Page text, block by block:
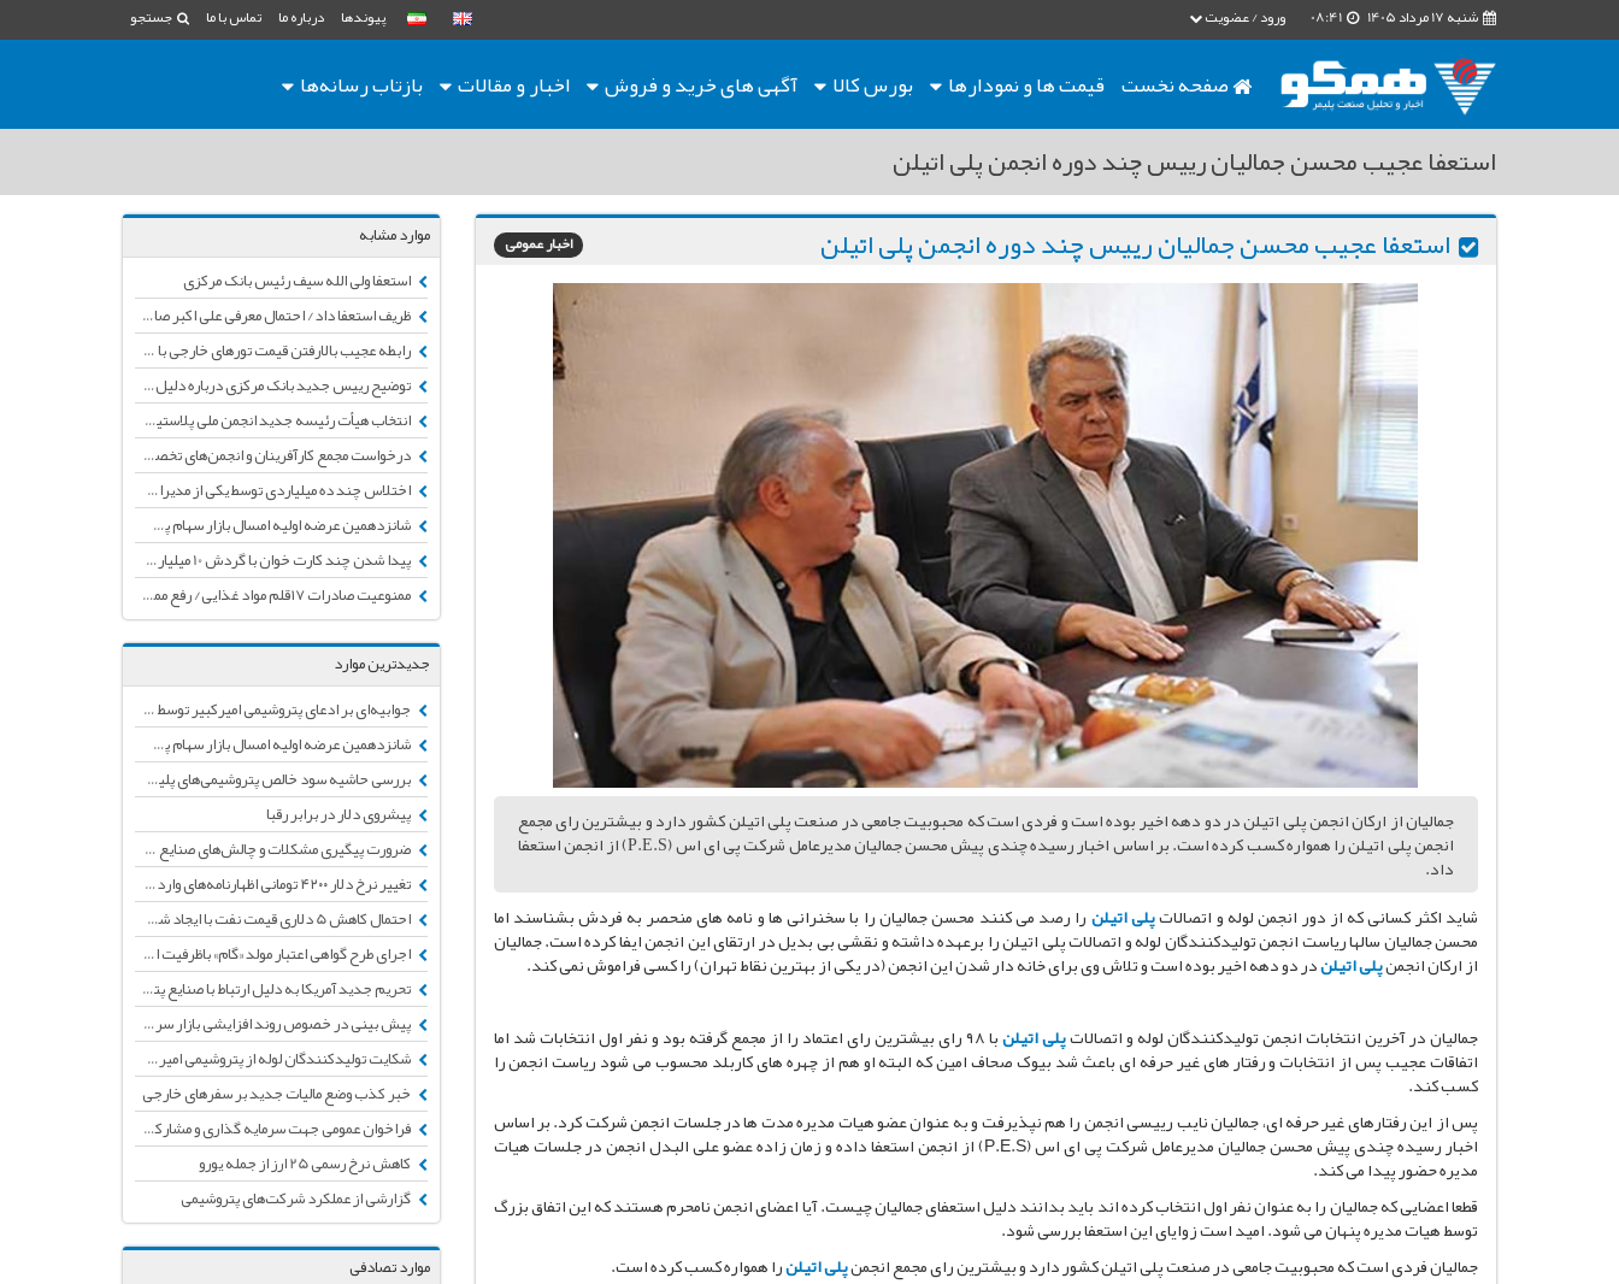
پیوندها درباره ما تماس با ما جستجو شنبه 17 مرداد 1405 ورود / عضویت
صفحه نخست قیمت هاو نمودارها بورس کالا آگهی های خرید و فروش اخبار و مقالات بازتاب رسانه‌ها
استعفا عجیب محسن جمالیان رییس چند دوره انجمن پلی اتیلن
اخبار عمومی استعفا عجیب محسن جمالیان رییس چند دوره انجمن پلی اتیلن
جمالیان از ارکان انجمن پلی اتیلن در دو دهه اخیر بوده است و فردی است که محبوبیت جامعی در صنعت پلی اتیلن کشور دارد و بیشترین رای مجمع
انجمن پلی اتیلن را همواره کسب کرده است. بر اساس اخبار رسیده چندی پیش محسن جمالیان مدیرعامل شرکت پی ای اس (P.E.S) از انجمن استعفا
داد.
شاید اکثر کسانی که از دور انجمن لوله و اتصالاتپلی اتیلنرا رصد می کنند محسن جمالیان را با سخنرانی ها و نامه های منحصر به فردش بشناسند اما
محسن جمالیان سالها ریاست انجمن تولیدکنندگان لوله و اتصالات پلی اتیلن را برعهده داشته و نقشی بی بدیل در ارتقای این انجمن ایفا کرده است. جمالیان
از ارکان انجمنپلی اتیلندر دو دهه اخیر بوده است و تلاش وی برای خانه دار شدن این انجمن (در یکی از بهترین نقاط تهران) را کسی فراموش نمی کند.
جمالیان در آخرین انتخابات انجمن تولیدکنندگان لوله و اتصالاتپلی اتیلن با ۹۸ رای بیشترین رای اعتماد را از مجمع گرفته بود و نفر اول انتخابات شد اما
اتفاقات عجیب پس از انتخابات و رفتار های غیر حرفه ای باعث شد بیوک صحاف امین که البته او هم از چهره های کاربلد محسوب می شود ریاست انجمن را
کسب کند.
پس از این رفتارهای غیر حرفه ای، جمالیان نایب رییسی انجمن را هم نپذیرفت و به عنوان عضو هیات مدیره مدت ها در جلسات انجمن شرکت کرد. بر اساس
اخبار رسیده چندی پیش محسن جمالیان مدیرعامل شرکت پی ای اس (P.E.S) از انجمن استعفا داده و زمان زاده عضو علی البدل انجمن در جلسات هیات
مدیره حضور پیدا می کند.
قطعا اعضایی که جمالیان را به عنوان نفر اول انتخاب کرده اند باید بدانند دلیل استعفای جمالیان چیست. آیا اعضای انجمن نامحرم هستند که این اتفاق بزرگ
توسط هیات مدیره پنهان می شود. امید است زوایای این استعفا بررسی شود.
جمالیان فردی است که محبوبیت جامعی در صنعت پلی اتیلن کشور دارد و بیشترین رای مجمع انجمنپلی اتیلنرا همواره کسب کرده است.
موارد مشابه
استعفا ولی الله سیف رئیس بانک مرکزی
ظریف استعفا داد/ احتمال معرفی علی اکبر صالحی به عنوان وزیر امور خارجه
رابطه عجیب بالارفتن قیمت تورهای خارجی با افزایش تقاضا برای این سفرها
توضیح رییس جدید بانک مرکزی درباره دلیل سکوت خود
انتخاب هیأت رئیسه جدید انجمن ملی پلاستیک و پلیمر و برگزاری اولین جلسه
درخواست مجمع کارآفرینان و انجمن‌های تخصصی کشور برای توقف تصویب کتب «لایحه تجارت»
اختلاس چند ده میلیاردی توسط یکی از مدیران نفتی
شانزدهمین عرضه اولیه امسال بازار سهام پس از چند ماه توقف
پیدا شدن چند کارت خوان با گردش 10 میلیاردی، طلا و دلار در دفتر وزیر نفت
ممنوعیت صادرات ۱۷قلم مواد غذایی/ رفع ممنوعیت صادرات کیسه پلی پروپلین
جدیدترین موارد
جوابیه‌ای بر ادعای پتروشیمی امیرکبیر توسط انجمن تولید کنندگان لوله و اتصالات پلی‌اتیلن
شانزدهمین عرضه اولیه امسال بازار سهام پس از چند ماه توقف
بررسی حاشیه سود خالص پتروشیمی‌های پلیمرساز + جدول
پیشروی دلار در برابر رقبا
ضرورت پیگیری مشکلات و چالش‌های صنایع پایین دستی پتروشیمی
تغییر نرخ دلار ۴۲۰۰ تومانی اظهارنامه‌های وارداتی به دلار نیمایی
احتمال کاهش 5 دلاری قیمت نفت با ایجاد شوک شیوع ویروس مرگبار کرونا
اجرای طرح گواهی اعتبار مولد «گام» باظرفیت اولیه50 هزار میلیاردتومان تأمین اعتبار شد
تحریم جدید آمریکا به دلیل ارتباط با صنایع پتروشیمی ایران
پیش بینی در خصوص روند افزایشی بازار سرمایه طی ماه‌های آتی
شکایت تولیدکنندگان لوله از پتروشیمی امیرکبیر به دلیل مشکلات کیفی و نداشتن تائیدیه
خبر کذب وضع مالیات جدید بر سفرهای خارجی
فراخوان عمومی جهت سرمایه گذاری و مشارکت در طرح "متانول به پروپیلن(MTP)"
کاهش نرخ رسمی 25 ارز از جمله یورو
گزارشی از عملکرد شرکت‌های پتروشیمی
موارد تصادفی